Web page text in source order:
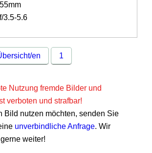
55mm
f/3.5-5.6
en 1
Nutzung fremde Bilder und
verboten und strafbar!
Bild nutzen möchten, senden Sie
unverbindliche Anfrage. Wir
weiter!